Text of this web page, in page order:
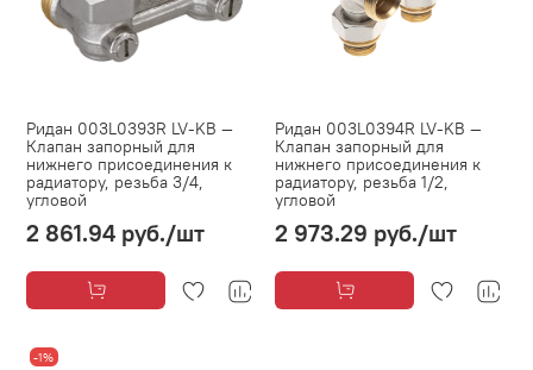
Ридан 003L0393R LV-KB —
Клапан запорный для
нижнего присоединения к
радиатору, резьба 3/4,
угловой
2 861.94 руб./шт
Ридан 003L0394R LV-KB —
Клапан запорный для
нижнего присоединения к
радиатору, резьба 1/2,
угловой
2 973.29 руб./шт
-1%